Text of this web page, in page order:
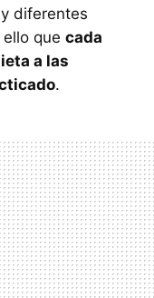
diferentes
que cada
a las
.